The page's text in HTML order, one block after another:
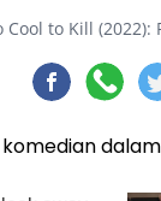
Cool to Kill